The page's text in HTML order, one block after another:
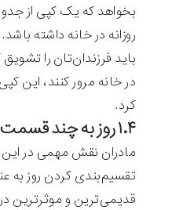
بخواهد که یک کپی از
روزانه در خانه داشته
باید فرزندان‌تان را
در خانه مرور کنند، این
کرد.
۱.۴ روز به چند قسمت تقسیم کنید
مادران نقش مهمی در این
تقسیم‌بندی کردن روز به
قدیمی‌ترین و موثرترین